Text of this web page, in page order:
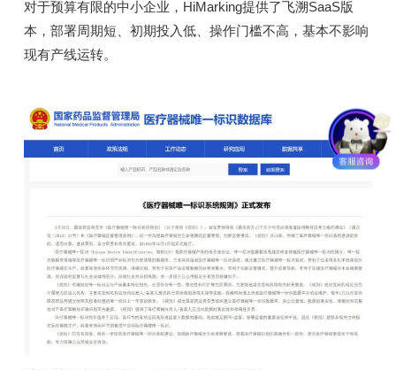
对于预算有限的中小企业，HiMarking提供了飞溯SaaS版
本，部署周期短、初期投入低、操作门槛不高，基本不影响
现有产线运转。